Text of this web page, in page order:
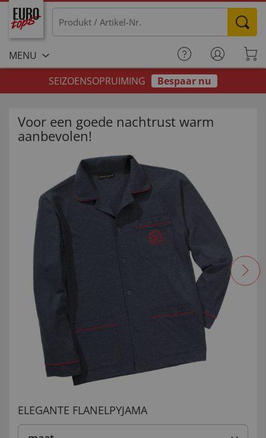
MENU
SEIZOENSOPRUIMING
Bespaar nu
Voor een goede nachtrust warm
aanbevolen!
ELEGANTE FLANELPYJAMA